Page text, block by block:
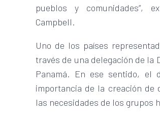
pueblos y comunidades”,
Campbell.
Uno de los países
través de una delegación de la
Panamá. En ese sentido, el
importancia de la creación de
las necesidades de los grupos